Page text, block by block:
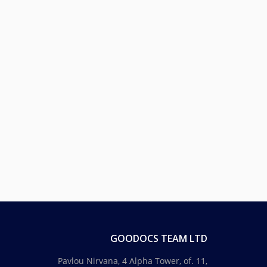
GOODOCS TEAM LTD
Pavlou Nirvana, 4 Alpha Tower, of. 11,